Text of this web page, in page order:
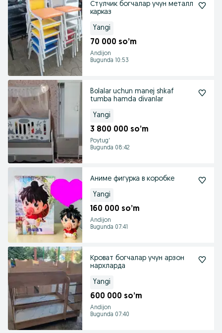
Стулчик богчалар учун металл
карказ
Yangi
70 000 so’m
Andijon
Bugunda 10:53
Bolalar uchun manej shkaf
tumba hamda divanlar
Yangi
3 800 000 so’m
Poytug'
Bugunda 08:42
Аниме фигурка в коробке
Yangi
160 000 so’m
Andijon
Bugunda 07:41
Кроват богчалар учун арзон
нархларда
Yangi
600 000 so’m
Andijon
Bugunda 07:40